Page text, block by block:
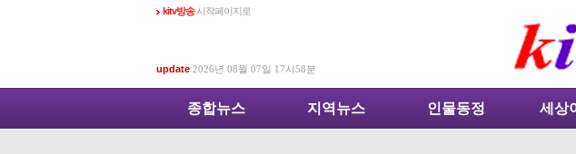
kitv방송시작페이지로
update 2026년 08월 07일 17시58분
종합뉴스 지역뉴스 인물동정 세상